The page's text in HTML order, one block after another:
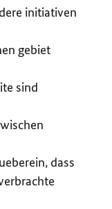
initiativen
gebiet
sind
dass